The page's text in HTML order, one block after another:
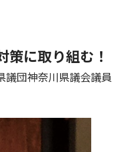
策に取り組む！
議団神奈川県議会議員